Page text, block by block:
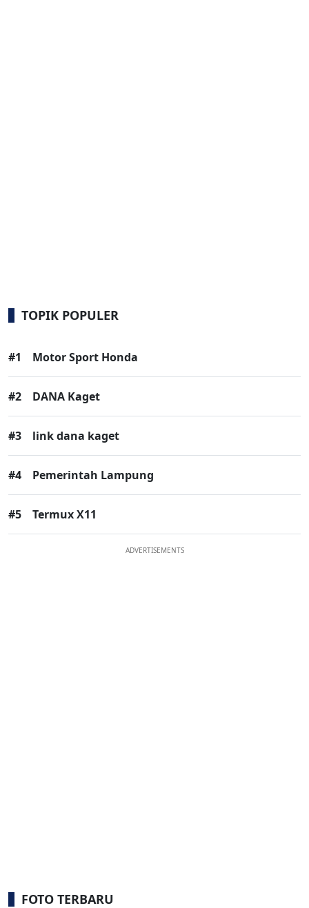
TOPIK POPULER
#1 Motor Sport Honda
#2 DANA Kaget
#3 link dana kaget
#4 Pemerintah Lampung
#5 Termux X11
ADVERTISEMENTS
FOTO TERBARU